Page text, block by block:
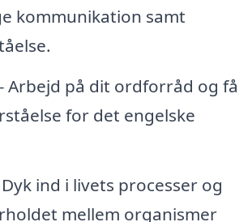
kommunikation samt
Arbejd på dit ordforråd og få
for det engelske
ind i livets processer og
mellem organismer